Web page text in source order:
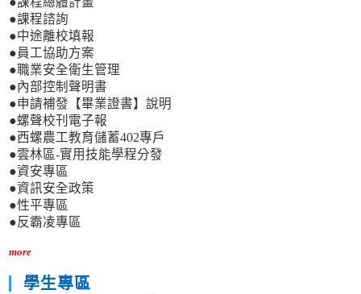
●課程諮詢
●中途離校填報
●員工協助方案
●職業安全衛生管理
●內部控制聲明書
●申請補發【畢業證書】說明
●螺聲校刊電子報
●西螺農工教育儲蓄402專戶
●雲林區-實用技能學程分發
●資安專區
●資訊安全政策
●性平專區
●反霸凌專區
more
學生專區